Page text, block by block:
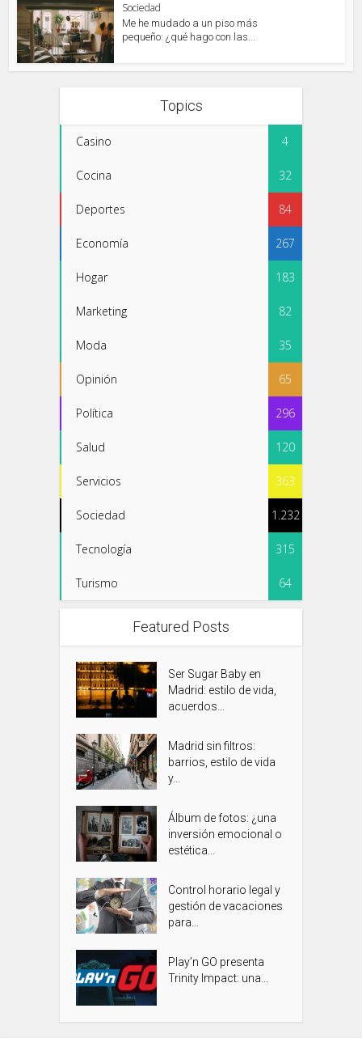
Sociedad
Me he mudado a un piso más
pequeño: ¿qué hago con las...
Topics
Casino 4
Cocina 32
Deportes 84
Economía 267
Hogar 183
Marketing 82
Moda 35
Opinión 65
Política 296
Salud 120
Servicios 363
Sociedad 1.232
Tecnología 315
Turismo 64
Featured Posts
Ser Sugar Baby en
Madrid: estilo de vida,
acuerdos...
Madrid sin filtros:
barrios, estilo de vida
y...
Álbum de fotos: ¿una
inversión emocional o
estética...
Control horario legal y
gestión de vacaciones
para...
Play’n GO presenta
Trinity Impact: una...